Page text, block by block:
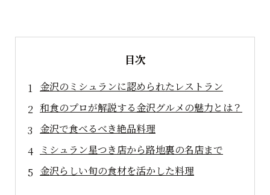
目次
金沢のミシュランに認められたレストラン
和食のプロが解説する金沢グルメの魅力とは？
金沢で食べるべき絶品料理
ミシュラン星つき店から路地裏の名店まで
金沢らしい旬の食材を活かした料理